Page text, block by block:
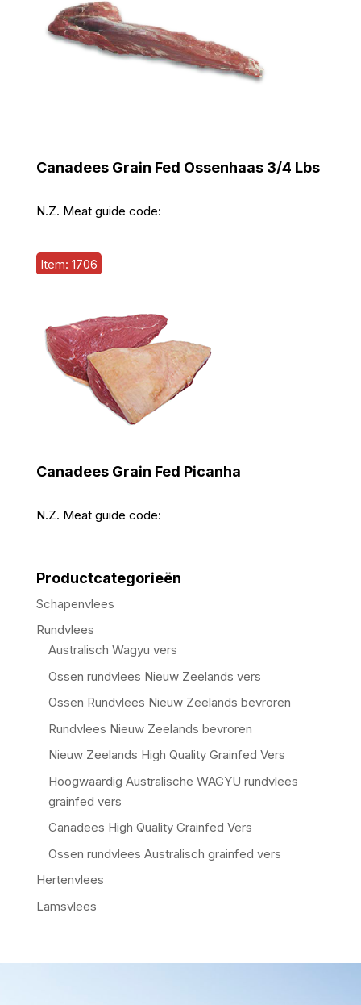
Canadees Grain Fed Ossenhaas 3/4 Lbs
N.Z. Meat guide code:
Item: 1706
Canadees Grain Fed Picanha
N.Z. Meat guide code:
Productcategorieën
Schapenvlees
Rundvlees
Australisch Wagyu vers
Ossen rundvlees Nieuw Zeelands vers
Ossen Rundvlees Nieuw Zeelands bevroren
Rundvlees Nieuw Zeelands bevroren
Nieuw Zeelands High Quality Grainfed Vers
Hoogwaardig Australische WAGYU rundvlees
grainfed vers
Canadees High Quality Grainfed Vers
Ossen rundvlees Australisch grainfed vers
Hertenvlees
Lamsvlees